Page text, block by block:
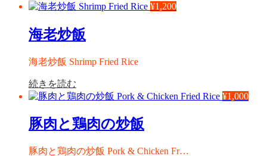
¥1,200
海老炒飯
海老炒飯 Shrimp Fried Rice
続きを読む
¥1,000
豚肉と鶏肉の炒飯
豚肉と鶏肉の炒飯 Pork & Chicken Fr…